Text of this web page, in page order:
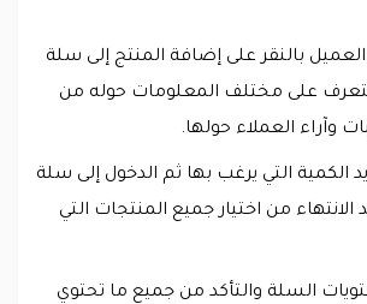
بالنقر على إضافة المنتج إلى سلة
على مختلف المعلومات حوله من
وآراء العملاء حولها.
الكمية التي يرغب بها ثم الدخول إلى سلة
من اختيار جميع المنتجات التي
السلة والتأكد من جميع ما تحتوي